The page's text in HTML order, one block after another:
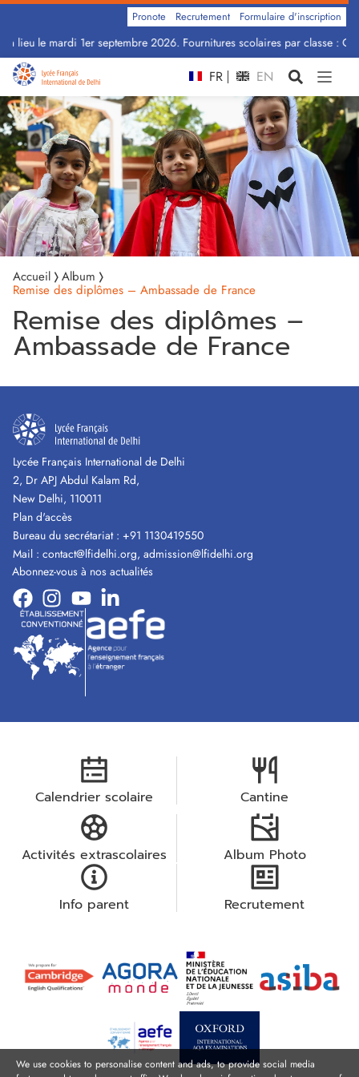
lieu le mardi 1er septembre 2026. Fournitures scolaires par classe :
Pronote Recrutement Formulaire d'inscription
FR EN
Accueil Album
Remise des diplômes – Ambassade de France
Remise des diplômes –
Ambassade de France
Lycée Français International de Delhi
2, Dr APJ Abdul Kalam Rd,
New Delhi, 110011
Plan d'accès
Bureau du secrétariat : +91 1130419550
Mail : contact@lfidelhi.org, admission@lfidelhi.org
Abonnez-vous à nos actualités
Calendrier scolaire Cantine
Activités extrascolaires Album Photo
Info parent Recrutement
We use cookies to personalise content and ads, to provide social media